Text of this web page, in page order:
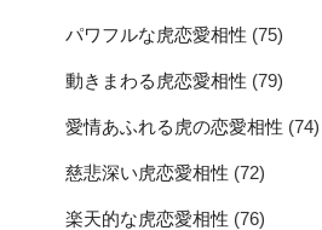
パワフルな虎恋愛相性 (75)
動きまわる虎恋愛相性 (79)
愛情あふれる虎の恋愛相性 (74)
慈悲深い虎恋愛相性 (72)
楽天的な虎恋愛相性 (76)